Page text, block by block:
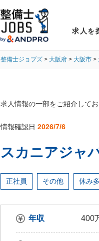
求人を
整備士ジョブズ 大阪府 大阪市
求人情報の一部をご紹介して
情報確認日 2026/7/6
スカニアジャ
正社員 その他 休み
年収 400